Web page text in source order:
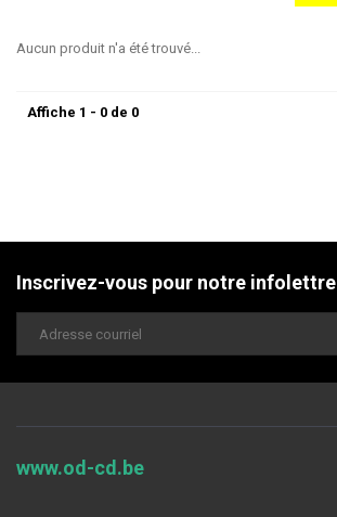
Aucun produit n'a été trouvé...
Affiche 1 - 0 de 0
Inscrivez-vous pour notre infolettre
www.od-cd.be